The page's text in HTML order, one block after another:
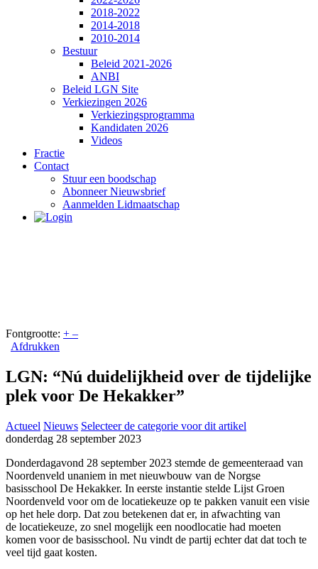
2018-2022
2014-2018
2010-2014
Bestuur
Beleid 2021-2026
ANBI
Beleid LGN Site
Verkiezingen 2026
Verkiezingsprogramma
Kandidaten 2026
Videos
Fractie
Contact
Stuur een boodschap
Abonneer Nieuwsbrief
Aanmelden Lidmaatschap
Fontgrootte: + –
Afdrukken
LGN: “Nú duidelijkheid over de tijdelijke
plek voor De Hekakker”
Actueel Nieuws Selecteer de categorie voor dit artikel
donderdag 28 september 2023
Donderdagavond 28 september 2023 stemde de gemeenteraad van
Noordenveld unaniem in met nieuwbouw van de Norgse
basisschool De Hekakker. In eerste instantie stelde Lijst Groen
Noordenveld voor om de locatiekeuze op te pakken vanuit een visie
op het hele dorp. Dat zou betekenen dat er, in afwachting van
de locatiekeuze, zo snel mogelijk een noodlocatie had moeten
komen voor de basisschool. Nu vindt de partij echter dat dat toch te
veel tijd gaat kosten.